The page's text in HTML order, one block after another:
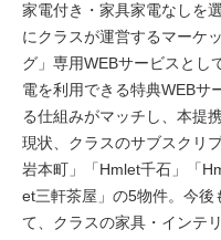
家電付き・家具家電なしを
にクラスが運営するマーケ
グ」専用WEBサービスとし
電を利用できる特典WEBサ
る仕組みがマッチし、本提
現状、クラスのサブスクリ
岩本町」「Hmlet千石」「
et三軒茶屋」の5物件。今
て、クラスの家具・インテ